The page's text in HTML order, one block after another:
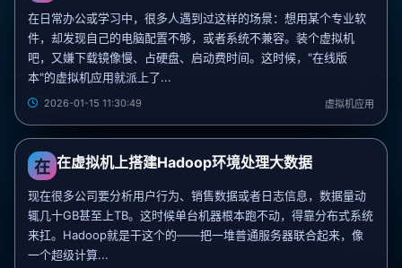
在日常办公或学习中，很多人遇到过这样的场景：想用某个专业软
件，却发现自己的电脑配置不够，或者系统不兼容。装个虚拟机
吧，又嫌下载镜像慢、占硬盘、启动费时间。这时候，"在线版
本"的虚拟机应用就派上了...
2026-01-15 11:30:49 虚拟机应用
在 在虚拟机上搭建Hadoop环境处理大数据
现在很多公司要分析用户行为、销售数据或者日志信息，数据量动
辄几十GB甚至上TB。这时候单台机器根本跑不动，得靠分布式系统
来扛。Hadoop就是干这个的——把一堆普通服务器联合起来，像
一个超级计算...